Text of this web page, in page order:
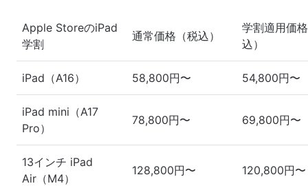
Apple StoreのiPad
学割
通常価格（税込）
学割適用価
込）
iPad（A16） 58,800円〜 54,800円〜
iPad mini（A17
Pro）
78,800円〜 69,800円〜
13インチ iPad
Air（M4）
128,800円〜 120,800円〜